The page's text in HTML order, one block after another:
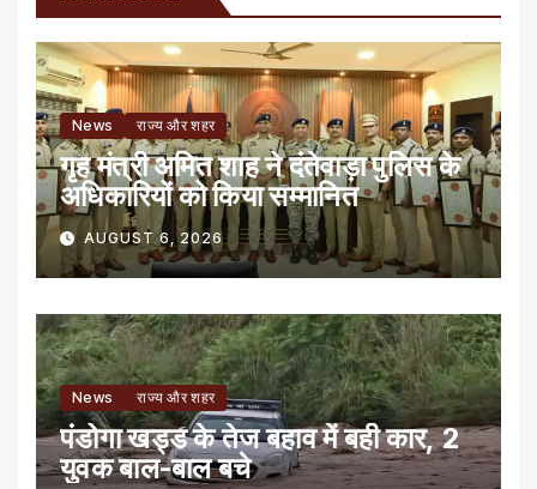
News राज्य और शहर
गृह मंत्री अमित शाह ने दंतेवाड़ा पुलिस के
अधिकारियों को किया सम्मानित
AUGUST 6, 2026
News राज्य और शहर
पंडोगा खड्ड के तेज बहाव में बही कार, 2
युवक बाल-बाल बचे